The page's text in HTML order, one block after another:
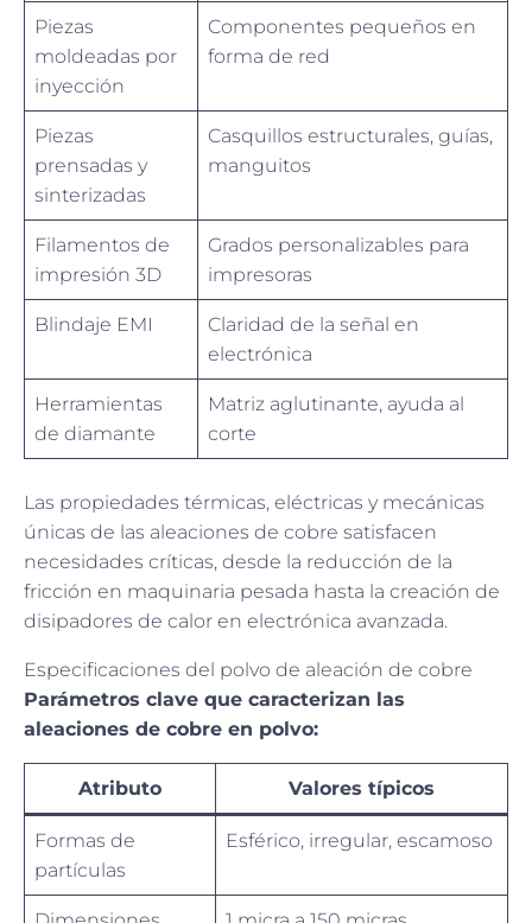
Piezas
moldeadas por
inyección
Componentes pequeños en
forma de red
Piezas
prensadas y
sinterizadas
Casquillos estructurales, guías,
manguitos
Filamentos de
impresión 3D
Grados personalizables para
impresoras
Blindaje EMI
Claridad de la señal en
electrónica
Herramientas
de diamante
Matriz aglutinante, ayuda al
corte
Las propiedades térmicas, eléctricas y mecánicas
únicas de las aleaciones de cobre satisfacen
necesidades críticas, desde la reducción de la
fricción en maquinaria pesada hasta la creación de
disipadores de calor en electrónica avanzada.
Especificaciones del polvo de aleación de cobre
Parámetros clave que caracterizan las
aleaciones de cobre en polvo:
Atributo Valores típicos
Formas de
partículas
Esférico, irregular, escamoso